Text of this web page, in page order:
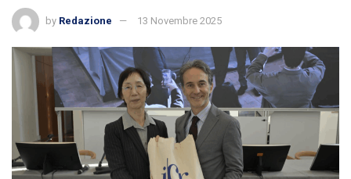
by Redazione 13 Novembre 2025